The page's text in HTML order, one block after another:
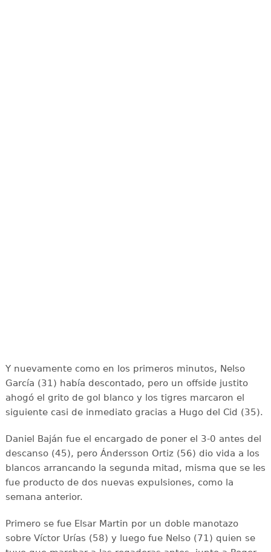
Y nuevamente como en los primeros minutos, Nelso
García (31) había descontado, pero un offside justito
ahogó el grito de gol blanco y los tigres marcaron el
siguiente casi de inmediato gracias a Hugo del Cid (35).
Daniel Baján fue el encargado de poner el 3-0 antes del
descanso (45), pero Ándersson Ortiz (56) dio vida a los
blancos arrancando la segunda mitad, misma que se les
fue producto de dos nuevas expulsiones, como la
semana anterior.
Primero se fue Elsar Martin por un doble manotazo
sobre Víctor Urías (58) y luego fue Nelso (71) quien se